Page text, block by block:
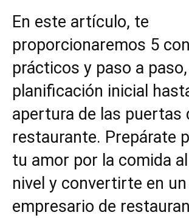
En este artículo, te
proporcionaremos 5
prácticos y paso a
planificación inicial
apertura de las puertas
restaurante. Prepárate
tu amor por la comida
nivel y convertirte en
empresario de